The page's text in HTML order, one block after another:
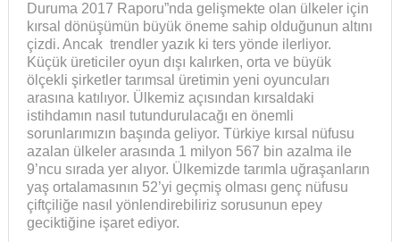
Duruma 2017 Raporu”nda gelişmekte olan ülkeler için
kırsal dönüşümün büyük öneme sahip olduğunun altını
çizdi. Ancak trendler yazık ki ters yönde ilerliyor.
Küçük üreticiler oyun dışı kalırken, orta ve büyük
ölçekli şirketler tarımsal üretimin yeni oyuncuları
arasına katılıyor. Ülkemiz açısından kırsaldaki
istihdamın nasıl tutundurulacağı en önemli
sorunlarımızın başında geliyor. Türkiye kırsal nüfusu
azalan ülkeler arasında 1 milyon 567 bin azalma ile
9’ncu sırada yer alıyor. Ülkemizde tarımla uğraşanların
yaş ortalamasının 52’yi geçmiş olması genç nüfusu
çiftçiliğe nasıl yönlendirebiliriz sorusunun epey
geciktiğine işaret ediyor.